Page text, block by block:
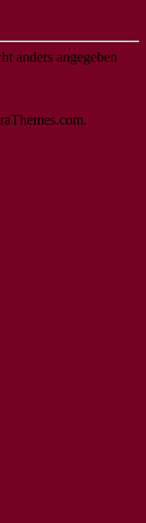
anders angegeben